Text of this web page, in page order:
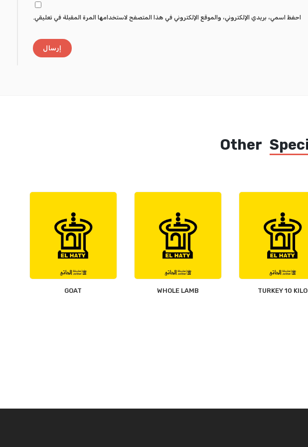
احفظ اسمي، بريدي الإلكتروني، والموقع الإلكتروني في هذا المتصفح لاستخدامها المرة المقبلة في تعليقي.
Other
TURKEY 10 KILO
WHOLE LAMB
GOAT